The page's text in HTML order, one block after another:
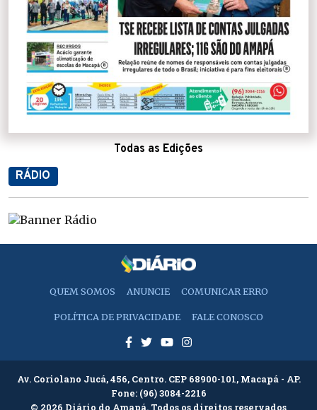
Todas as Edições
RÁDIO
QUEM SOMOS ANUNCIE COMUNICAR ERRO
POLÍTICA DE PRIVACIDADE FALE CONOSCO
Av. Coriolano Jucá, 456, Centro. CEP 68900-101, Macapá - AP.
Fone: (96) 3084-2216
© 2026 Diário do Amapá. Todos os direitos reservados